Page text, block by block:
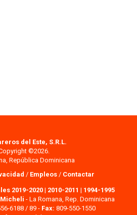
del Este, S.R.L.
©2026.
República Dominicana
/ Empleos / Contactar
2019-2020| 2010-2011 | 1994-1995
- La Romana, Rep. Dominicana
6188 / 89 - Fax: 809-550-1550